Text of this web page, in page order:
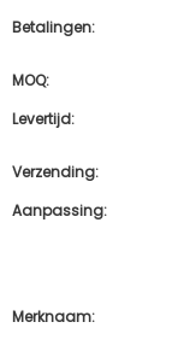
Betalingen:
MOQ:
Levertijd:
Verzending:
Aanpassing:
Merknaam: